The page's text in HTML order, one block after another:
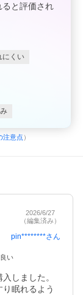
と評価され
にくい
注意点 ）
2026/6/27
（編集済み）
pin********さん
良い
しました。
眠れるよう